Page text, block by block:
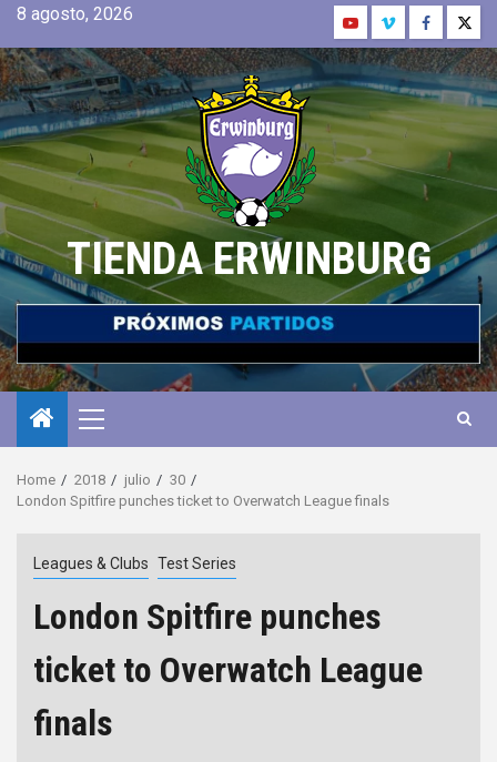
8 agosto, 2026
TIENDA ERWINBURG
Home 2018 julio
30
London Spitfire punches ticket to Overwatch League finals
Leagues & Clubs Test Series
London Spitfire punches
ticket to Overwatch League
finals